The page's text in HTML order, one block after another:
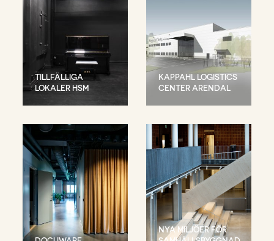
TILLFÄLLIGA
LOKALER HSM
KAPPAHL LOGISTICS
CENTER ARENDAL
NYA MILJÖER FÖR